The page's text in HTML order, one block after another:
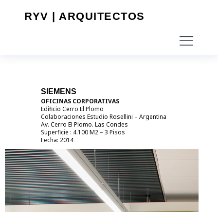
RYV | ARQUITECTOS
SIEMENS
OFICINAS CORPORATIVAS
Edificio Cerro El Plomo
Colaboraciones Estudio Rosellini – Argentina
Av. Cerro El Plomo. Las Condes
Superficie : 4.100 M2 – 3 Pisos
Fecha: 2014